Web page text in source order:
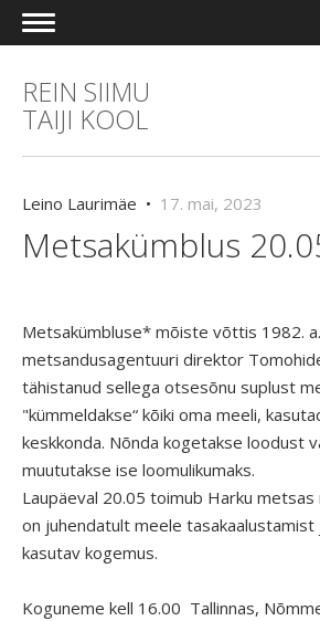
REIN SIIMU
TAIJI KOOL
Leino Laurimäe • 17. mai, 2023
Metsakümblus
Metsakümbluse* mõiste võttis 1982.
metsandusagentuuri direktor
tähistanud sellega otsesõnu suplust
"kümmeldakse“ kõiki oma meeli,
keskkonda. Nõnda kogetakse loodust
muututakse ise loomulikumaks.
Laupäeval 20.05 toimub Harku metsas
on juhendatult meele
kasutav kogemus.
Koguneme kell 16.00 Tallinnas,